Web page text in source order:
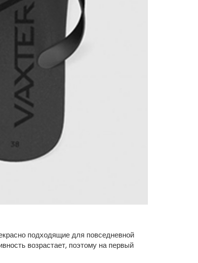
подходящие для повседневной
возрастает, поэтому на первый